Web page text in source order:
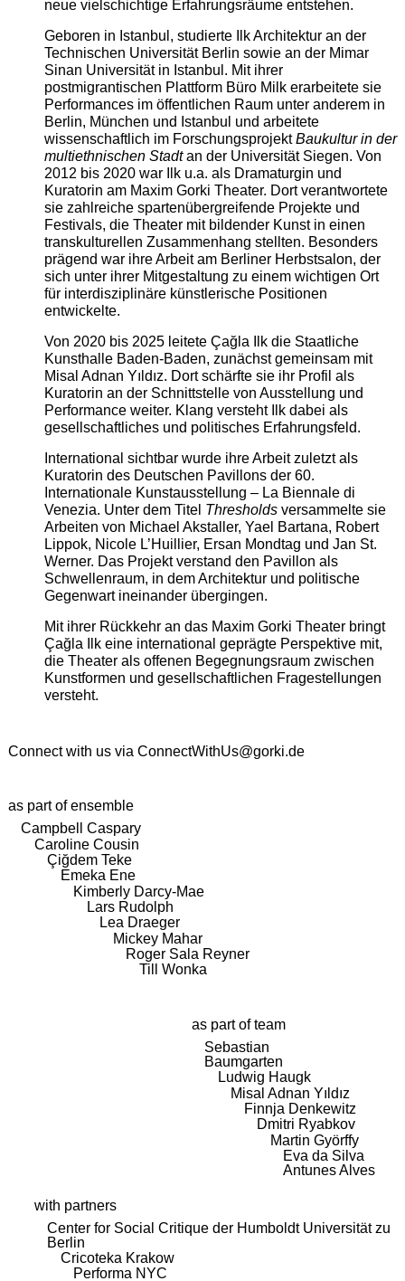
neue vielschichtige Erfahrungsräume entstehen.
Geboren in Istanbul, studierte Ilk Architektur an der
Technischen Universität Berlin sowie an der Mimar
Sinan Universität in Istanbul. Mit ihrer
postmigrantischen Plattform Büro Milk erarbeitete sie
Performances im öffentlichen Raum unter anderem in
Berlin, München und Istanbul und arbeitete
wissenschaftlich im ForschungsprojektBaukultur in der
multiethnischen Stadtan der Universität Siegen. Von
2012 bis 2020 war Ilk u.a. als Dramaturgin und
Kuratorin am Maxim Gorki Theater. Dort verantwortete
sie zahlreiche spartenübergreifende Projekte und
Festivals, die Theater mit bildender Kunst in einen
transkulturellen Zusammenhang stellten. Besonders
prägend war ihre Arbeit am Berliner Herbstsalon, der
sich unter ihrer Mitgestaltung zu einem wichtigen Ort
für interdisziplinäre künstlerische Positionen
entwickelte.
Von 2020 bis 2025 leitete Çağla Ilk die Staatliche
Kunsthalle Baden-Baden, zunächst gemeinsam mit
Misal Adnan Yıldız. Dort schärfte sie ihr Profil als
Kuratorin an der Schnittstelle von Ausstellung und
Performance weiter. Klang versteht Ilk dabei als
gesellschaftliches und politisches Erfahrungsfeld.
International sichtbar wurde ihre Arbeit zuletzt als
Kuratorin des Deutschen Pavillons der 60.
Internationale Kunstausstellung – La Biennale di
Venezia. Unter dem Titel Thresholdsversammelte sie
Arbeiten von Michael Akstaller, Yael Bartana, Robert
Lippok, Nicole L’Huillier, Ersan Mondtag und Jan St.
Werner. Das Projekt verstand den Pavillon als
Schwellenraum, in dem Architektur und politische
Gegenwart ineinander übergingen.
Mit ihrer Rückkehr an das Maxim Gorki Theater bringt
Çağla Ilk eine international geprägte Perspektive mit,
die Theater als offenen Begegnungsraum zwischen
Kunstformen und gesellschaftlichen Fragestellungen
versteht.
Connect with us via ConnectWithUs@gorki.de
as part of ensemble
Campbell Caspary
Caroline Cousin
Çiğdem Teke
Emeka Ene
Kimberly Darcy-Mae
Lars Rudolph
Lea Draeger
Mickey Mahar
Roger Sala Reyner
Till Wonka
as part of team
Sebastian
Baumgarten
Ludwig Haugk
Misal Adnan Yıldız
Finnja Denkewitz
Dmitri Ryabkov
Martin Györffy
Eva da Silva
Antunes Alves
with partners
Center for Social Critique der Humboldt Universität zu
Berlin
Cricoteka Krakow
Performa NYC